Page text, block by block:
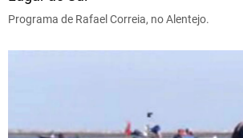
Programa de Rafael Correia, no Alentejo.